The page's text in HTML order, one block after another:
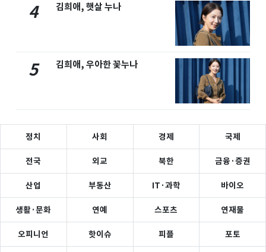
4 김희애, 햇살 누나
5 김희애, 우아한 꽃누나
정치 사회 경제 국제
전국 외교 북한 금융·증권
산업 부동산 IT·과학 바이오
생활·문화 연예 스포츠 연재물
오피니언 핫이슈 피플 포토